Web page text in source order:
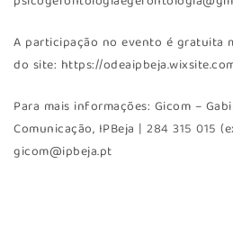
A participação no evento é gratuita
do site: https://
Para mais informações: Gicom –
Comunicação, IPBeja | 284 315 015
gicom@ipbeja.pt